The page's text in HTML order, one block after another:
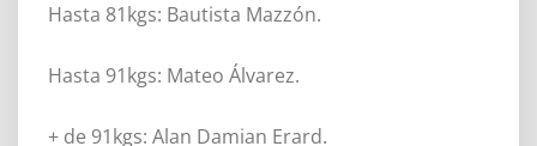
Hasta 81kgs: Bautista Mazzón.
Hasta 91kgs: Mateo Álvarez.
+ de 91kgs: Alan Damian Erard.